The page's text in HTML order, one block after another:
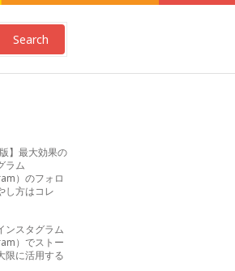
Search
】最大効果の
ラム
）のフォロ
し方はコレ
ンスタグラム
）でストー
限に活用する